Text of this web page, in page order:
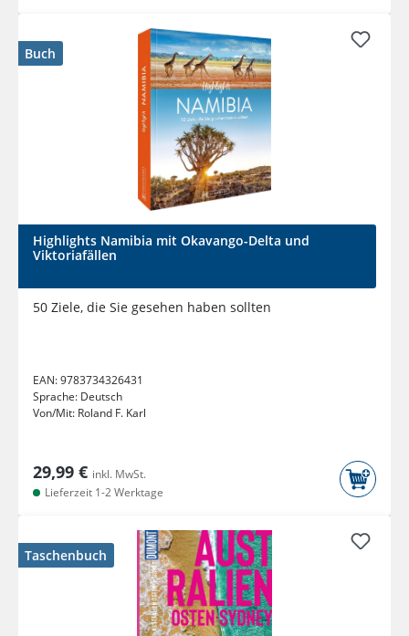
Buch
Highlights Namibia mit Okavango-Delta und
Viktoriafällen
50 Ziele, die Sie gesehen haben sollten
EAN:9783734326431
Sprache: Deutsch
Von/Mit: Roland F. Karl
29,99 € inkl. MwSt.
Lieferzeit 1-2 Werktage
Taschenbuch